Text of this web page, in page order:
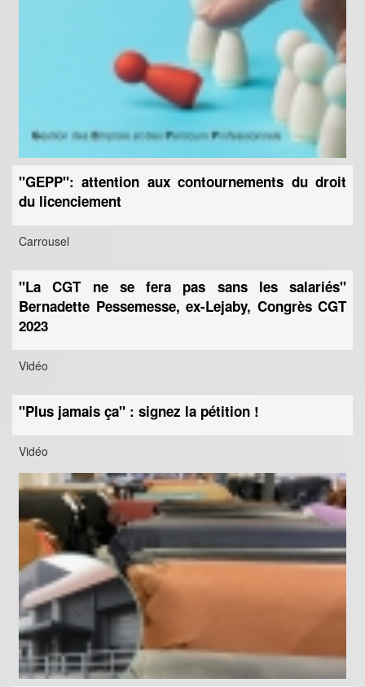
"GEPP": attention aux contournements du droit
du licenciement
Carrousel
"La CGT ne se fera pas sans les salariés"
Bernadette Pessemesse, ex-Lejaby, Congrès CGT
2023
Vidéo
"Plus jamais ça" : signez la pétition !
Vidéo